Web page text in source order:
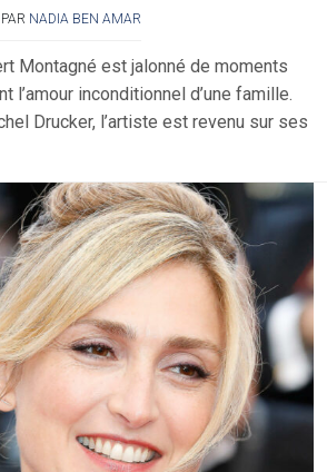
PAR NADIA BEN AMAR
Montagné est jalonné de moments
l’amour inconditionnel d’une famille.
Drucker, l’artiste est revenu sur ses